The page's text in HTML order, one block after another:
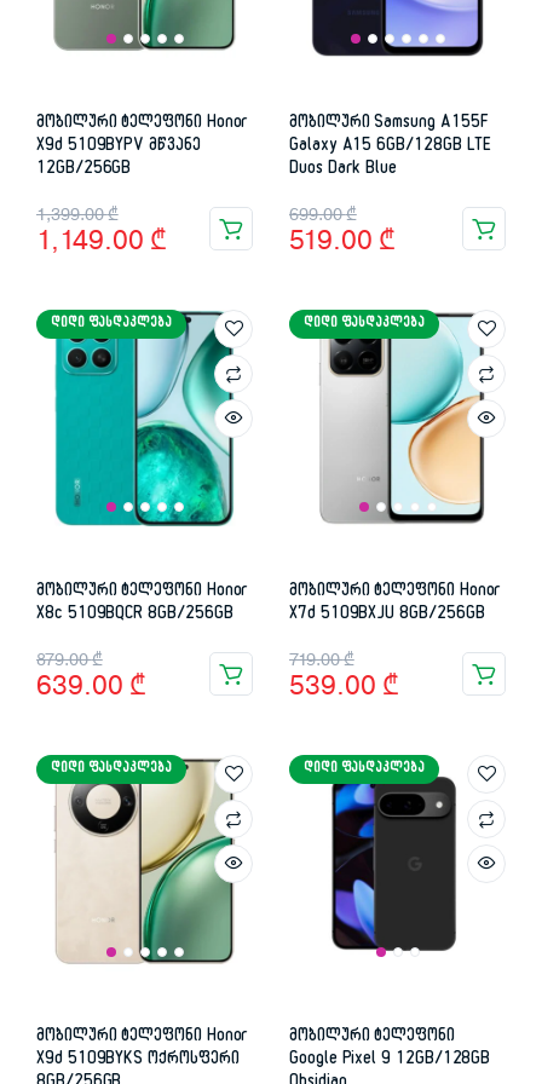
მობილური ტელეფონი Honor
X9d 5109BYPV მწვანე
12GB/256GB
1,399.00₾
Original
price
1,399.00 ₾.
1,149.00 ₾
Current
price
1,149.00 ₾.
მობილური Samsung A155F
Galaxy A15 6GB/128GB LTE
Duos Dark Blue
699.00₾
Original
price
699.00 ₾.
519.00 ₾
Current
price
519.00 ₾.
ᲓᲘᲓᲘ ᲤᲐᲡᲓᲐᲙᲚᲔᲑᲐ
მობილური ტელეფონი Honor
X8c 5109BQCR 8GB/256GB
879.00₾
Original
price
879.00 ₾.
639.00 ₾
Current
price
639.00 ₾.
ᲓᲘᲓᲘ ᲤᲐᲡᲓᲐᲙᲚᲔᲑᲐ
მობილური ტელეფონი Honor
X7d 5109BXJU 8GB/256GB
719.00₾
Original
price
719.00 ₾.
539.00 ₾
Current
price
539.00 ₾.
ᲓᲘᲓᲘ ᲤᲐᲡᲓᲐᲙᲚᲔᲑᲐ
მობილური ტელეფონი Honor
X9d 5109BYKS ოქროსფერი
ᲓᲘᲓᲘ ᲤᲐᲡᲓᲐᲙᲚᲔᲑᲐ
მობილური ტელეფონი
Google Pixel 9 12GB/128GB